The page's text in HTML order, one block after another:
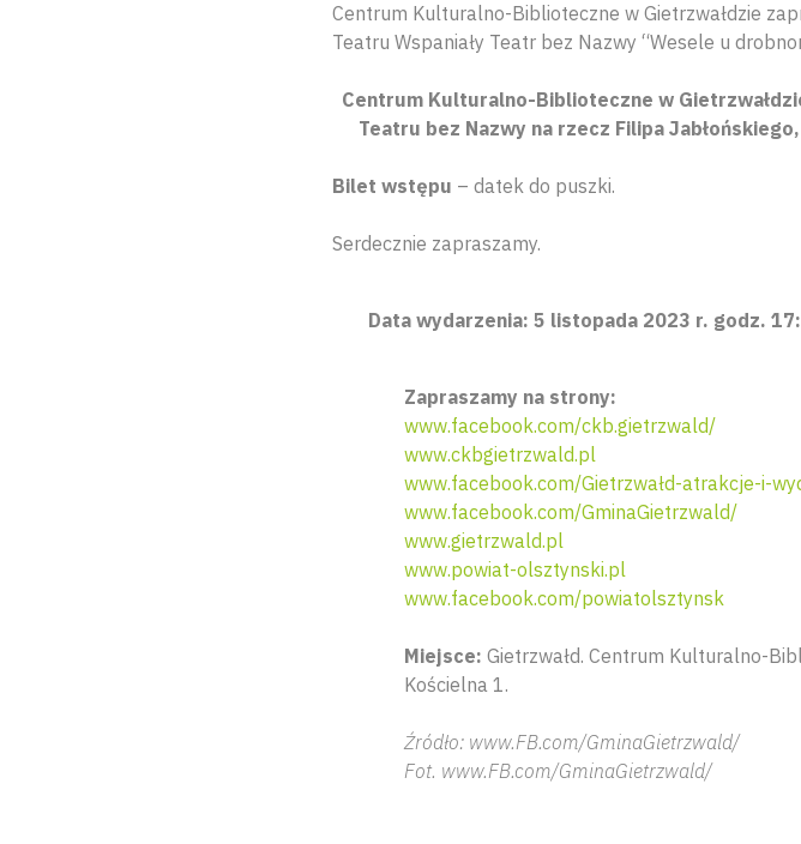
Centrum Kulturalno-Biblioteczne w Gietrzwałdzie
Teatru Wspaniały Teatr bez Nazwy “Wesele u
Centrum Kulturalno-Biblioteczne w
Teatru bez Nazwy na rzecz Filipa
Bilet wstępu – datek do puszki.
Serdecznie zapraszamy.
Data wydarzenia: 5 listopada 2023 r. godz.
Zapraszamy na strony:
www.facebook.com/ckb.gietrzwald/
www.ckbgietrzwald.pl
www.facebook.com/Gietrzwałd-atrakcje-i-
www.facebook.com/GminaGietrzwald/
www.gietrzwald.pl
www.powiat-olsztynski.pl
www.facebook.com/powiatolsztynsk
Miejsce: Gietrzwałd. Centrum Kulturalno-
Kościelna 1.
Źródło: www.FB.com/GminaGietrzwald/
Fot. www.FB.com/GminaGietrzwald/